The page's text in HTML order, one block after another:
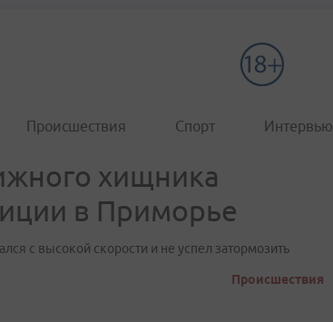
Происшествия Спорт Интервью
хищника
в Приморье
с высокой скорости и не успел затормозить
Происшествия